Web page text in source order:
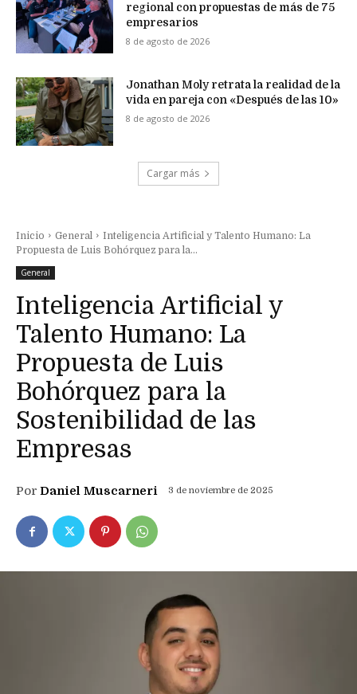
regional con propuestas de más de 75
empresarios
8 de agosto de 2026
Jonathan Moly retrata la realidad de la
vida en pareja con «Después de las 10»
8 de agosto de 2026
Cargar más